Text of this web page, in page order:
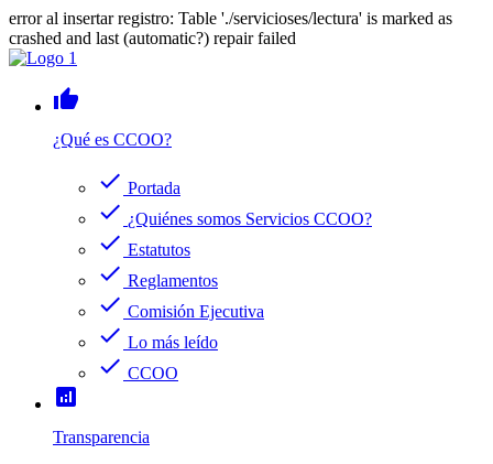
error al insertar registro: Table './servicioses/lectura' is marked as
crashed and last (automatic?) repair failed
thumb_up
¿Qué es CCOO?
check Portada
check ¿Quiénes somos Servicios CCOO?
check Estatutos
check Reglamentos
check Comisión Ejecutiva
check Lo más leído
check CCOO
analytics
Transparencia